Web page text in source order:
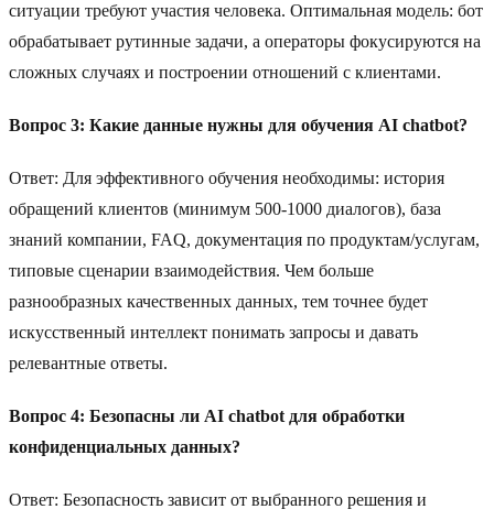
ситуации требуют участия человека. Оптимальная модель: бот
обрабатывает рутинные задачи, а операторы фокусируются на
сложных случаях и построении отношений с клиентами.
Вопрос 3: Какие данные нужны для обучения AI chatbot?
Ответ: Для эффективного обучения необходимы: история
обращений клиентов (минимум 500-1000 диалогов), база
знаний компании, FAQ, документация по продуктам/услугам,
типовые сценарии взаимодействия. Чем больше
разнообразных качественных данных, тем точнее будет
искусственный интеллект понимать запросы и давать
релевантные ответы.
Вопрос 4: Безопасны ли AI chatbot для обработки
конфиденциальных данных?
Ответ: Безопасность зависит от выбранного решения и